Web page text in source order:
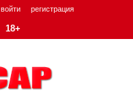
войти регистрация
18+